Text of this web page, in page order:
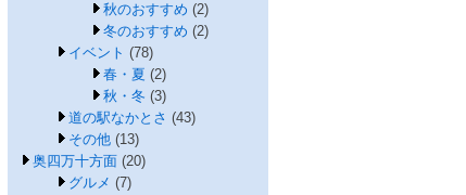
秋のおすすめ (2)
冬のおすすめ (2)
イベント (78)
春・夏 (2)
秋・冬 (3)
道の駅なかとさ (43)
その他(13)
奥四万十方面 (20)
グルメ (7)